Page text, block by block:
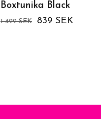
Boxtunika Black
1 399 SEK 839 SEK